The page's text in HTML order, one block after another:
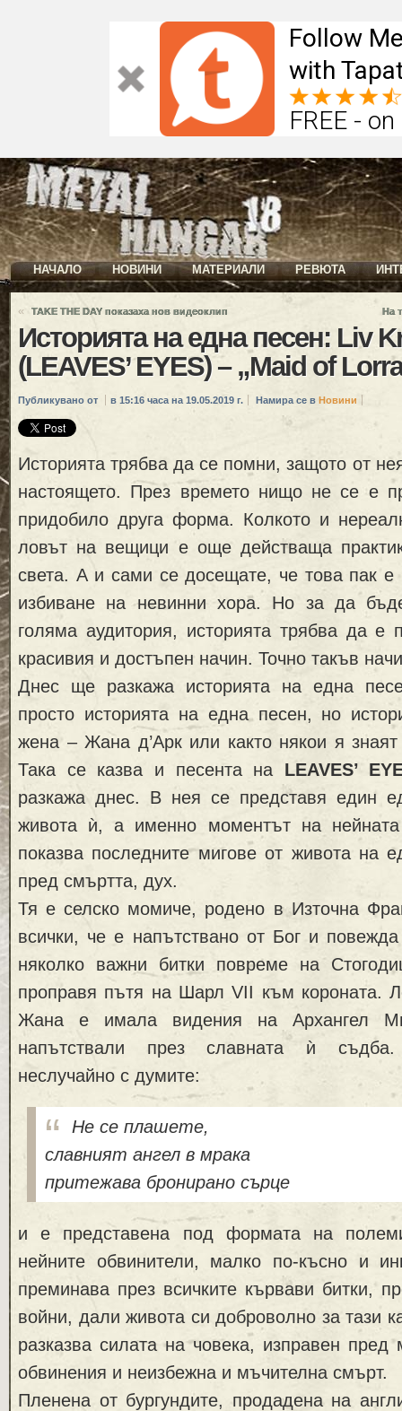
Follow
with
FREE -
НАЧАЛО НОВИНИ МАТЕРИАЛИ РЕВЮТА
« TAKE THE DAY показаха нов видеоклип На
Историята на една песен: Liv
(LEAVES’ EYES) – „Maid of
Публикувано от в 15:16 часа на 19.05.2019 г. Намира се в Новини
Историята трябва да се помни, защото от
настоящето. През времето нищо не се е
придобило друга форма. Колкото и
ловът на вещици е още действаща
света. А и сами се досещате, че това пак е
избиване на невинни хора. Но за да
голяма аудитория, историята трябва да е
красивия и достъпен начин. Точно такъв
Днес ще разкажа историята на една
просто историята на една песен, но
жена – Жана д’Арк или както някои я знаят
Така се казва и песента на LEAVES’
разкажа днес. В нея се представя един
живота ѝ, а именно моментът на нейната
показва последните мигове от живота на
пред смъртта, дух.
Тя е селско момиче, родено в Източна
всички, че е напътствано от Бог и
няколко важни битки повреме на
проправя пътя на Шарл VII към короната.
Жана е имала видения на Архангел
напътствали през славната ѝ
неслучайно с думите:
Не се плашете,
славният ангел в мрака
притежава бронирано сърце
и е представена под формата на
нейните обвинители, малко по-късно и
преминава през всичките кървави битки,
войни, дали живота си доброволно за тази
разказва силата на човека, изправен
обвинения и неизбежна и мъчителна смърт.
Пленена от бургундите, продадена на